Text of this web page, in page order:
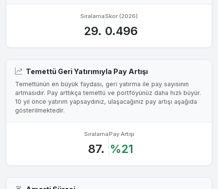
Sıralama
29.
Skor (2026)
0.496
Temettü Geri Yatırımıyla Pay Artışı
Temettünün en büyük faydası, geri yatırma ile pay sayısının
artmasıdır. Pay arttıkça temettü ve portföyünüz daha hızlı büyür.
10 yıl önce yatırım yapsaydınız, ulaşacağınız pay artışı aşağıda
gösterilmektedir.
Sıralama
87.
Pay Artışı
%21